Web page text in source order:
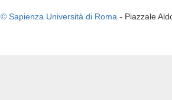
© Sapienza Università di Roma - Piazzale